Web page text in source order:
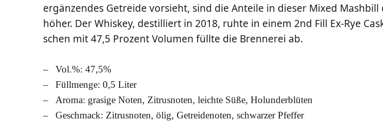
ergän­zen­des Getrei­de vor­sieht, sind die Antei­le in die­ser Mixed Mash­bill
höher. Der Whis­key, destil­liert in 2018, ruh­te in einem 2nd Fill Ex-Rye
schen mit 47,5 Pro­zent Volu­men füll­te die Bren­ne­rei ab.
Vol.%: 47,5%
Füll­men­ge: 0,5 Liter
Aro­ma: gra­si­ge Noten, Zitrus­no­ten, leich­te Süße, Holunderblüten
Geschmack: Zitrus­no­ten, ölig, Getrei­den­o­ten, schwar­zer Pfeffer